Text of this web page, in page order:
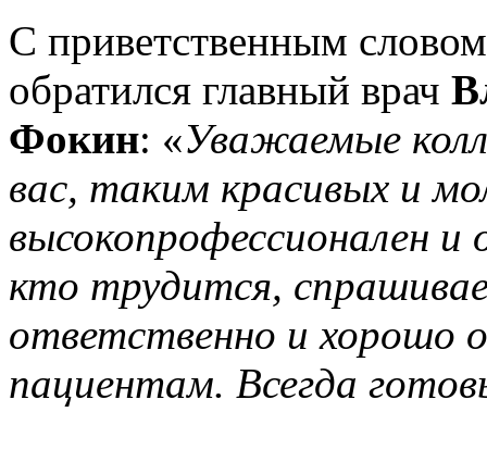
С приветственным
обратился главный врач
Фокин: «Уважаемые
вас, таким красивых и
высокопрофессионален
кто трудится,
ответственно и хорошо
пациентам. Всегда